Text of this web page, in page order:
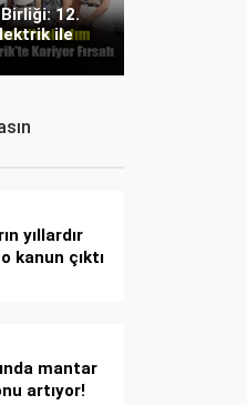
12.
ile
yıllardır
kanun çıktı
mantar
artıyor!